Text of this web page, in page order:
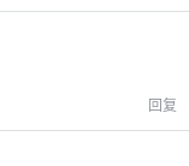
回复